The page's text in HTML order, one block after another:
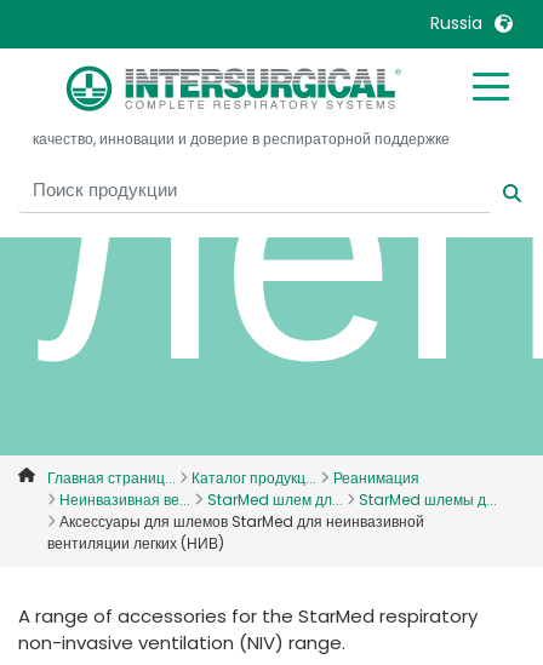
Russia
United Kingdom
United States
Belgique, Français
Canada, English
Canada, Français
Denmark
Deutschland
España
Italia
Russia
Sweden
International English
качество, инновации и доверие в респираторной поддержке
Главная страниц... Каталог продукц...
Реанимация
Неинвазивная ве...
StarMed шлем дл...
StarMed шлемы д...
Аксессуары для шлемов StarMed для неинвазивной
вентиляции легких (НИВ)
A range of accessories for the StarMed respiratory
non-invasive ventilation (NIV) range.